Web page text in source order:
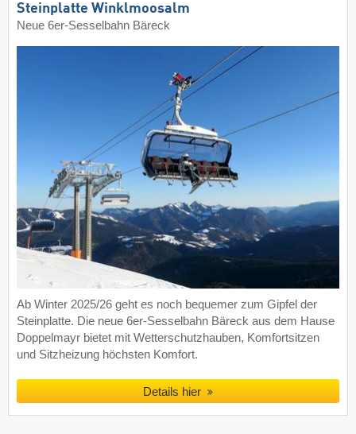
Steinplatte Winklmoosalm
Neue 6er-Sesselbahn Bäreck
Ab Winter 2025/26 geht es noch bequemer zum Gipfel der
Steinplatte. Die neue 6er-Sesselbahn Bäreck aus dem Hause
Doppelmayr bietet mit Wetterschutzhauben, Komfortsitzen
und Sitzheizung höchsten Komfort.
Details hier